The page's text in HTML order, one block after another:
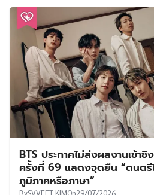
BTS ประกาศไม่ส่งผลงานเข้า
ครั้งที่ 69 แสดงจุดยืน “ดนตรี
ภูมิภาคหรือภาษา”
BySVVEET KIMOn29/07/2026